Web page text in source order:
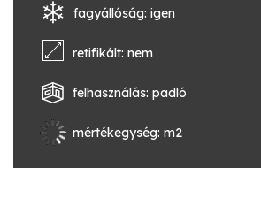
fagyállóság: igen
retifikált: nem
felhasználás: padló
mértékegység: m2